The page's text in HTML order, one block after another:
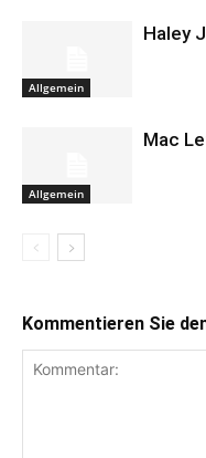
Allgemein
Haley
Allgemein
Mac
Kommentieren Sie